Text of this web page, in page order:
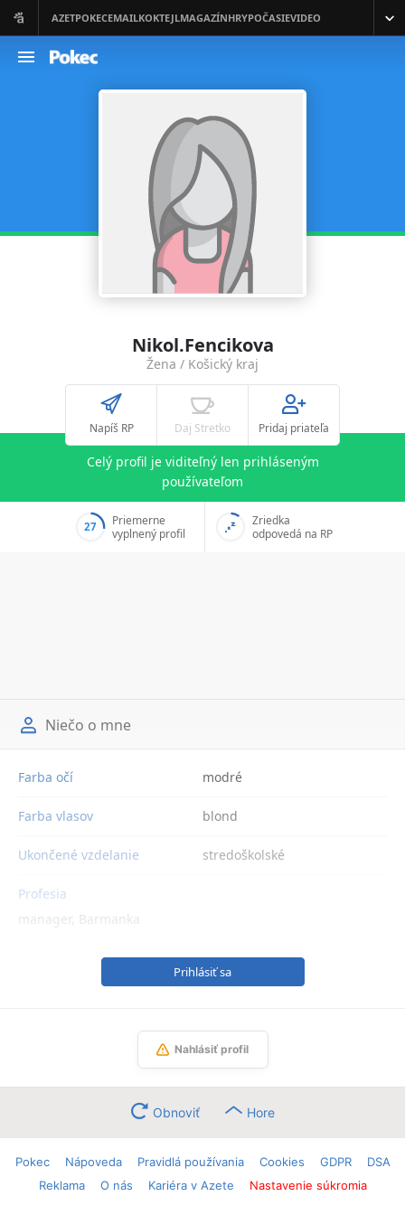
Nikol.Fencikova
Žena / Košický kraj
Napíš RP Daj Stretko Pridaj priateľa
Celý profil je viditeľný len prihláseným
používateľom
27
Priemerne
vyplnený profil
Zriedka
odpovedá na RP
Niečo o mne
Farba očí modré
Farba vlasov blond
Ukončené vzdelanie stredoškolské
Profesia
manager, Barmanka
Prihlásiť sa
Nahlásiť profil
Obnoviť Hore
Pokec Nápoveda Pravidlá používania Cookies GDPR
DSA
Reklama
O nás Kariéra v Azete Nastavenie súkromia